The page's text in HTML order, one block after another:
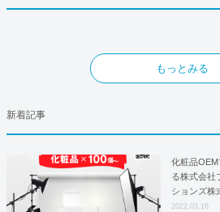
もっとみる
新着記事
化粧品
る株式会社
ションズ株
はYFOSに
2022.03.16